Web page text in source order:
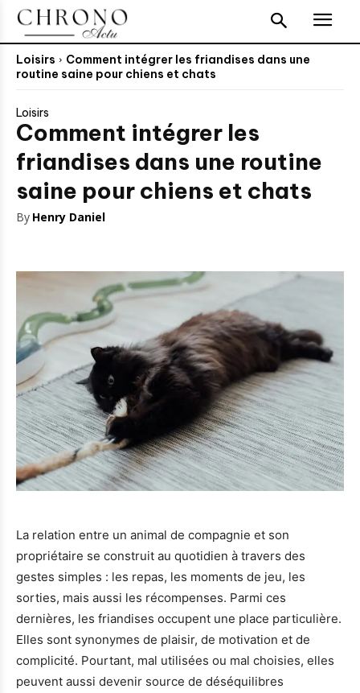
Loisirs
Comment intégrer les friandises dans une
routine saine pour chiens et chats
Loisirs
Comment intégrer les
friandises dans une routine
saine pour chiens et chats
By Henry Daniel
La relation entre un animal de compagnie et son
propriétaire se construit au quotidien à travers des
gestes simples : les repas, les moments de jeu, les
sorties, mais aussi les récompenses. Parmi ces
dernières, les friandises occupent une place particulière.
Elles sont synonymes de plaisir, de motivation et de
complicité. Pourtant, mal utilisées ou mal choisies, elles
peuvent aussi devenir source de déséquilibres